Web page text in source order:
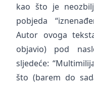
kao što je
pobjeda
Autor ovoga
objavio) pod
sljedeće:
što (barem do